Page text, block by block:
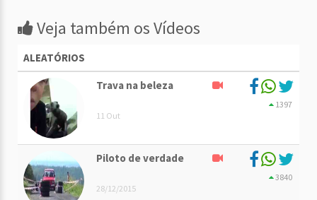
Veja também os Vídeos
ALEATÓRIOS
Trava na beleza
11 Out
1397
Piloto de verdade
28/12/2015
3840